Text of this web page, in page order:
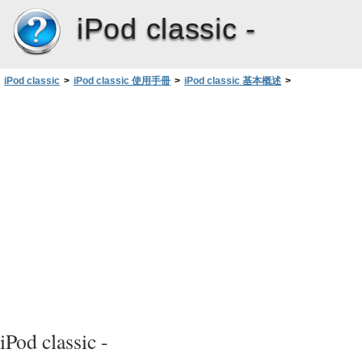
iPod classic -
iPod classic > iPod classic 使用手冊 > iPod classic 基本概述 >
iPod classic -